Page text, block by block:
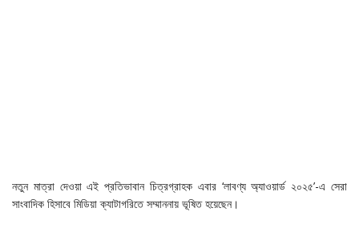
নতুন মাত্রা দেওয়া এই প্রতিভাবান চিত্রগ্রাহক এবার ‘লাবণ্য অ্যাওয়ার্ড ২০২৫’-এ সেরা
সাংবাদিক হিসাবে মিডিয়া ক্যাটাগরিতে সম্মাননায় ভূষিত হয়েছেন।